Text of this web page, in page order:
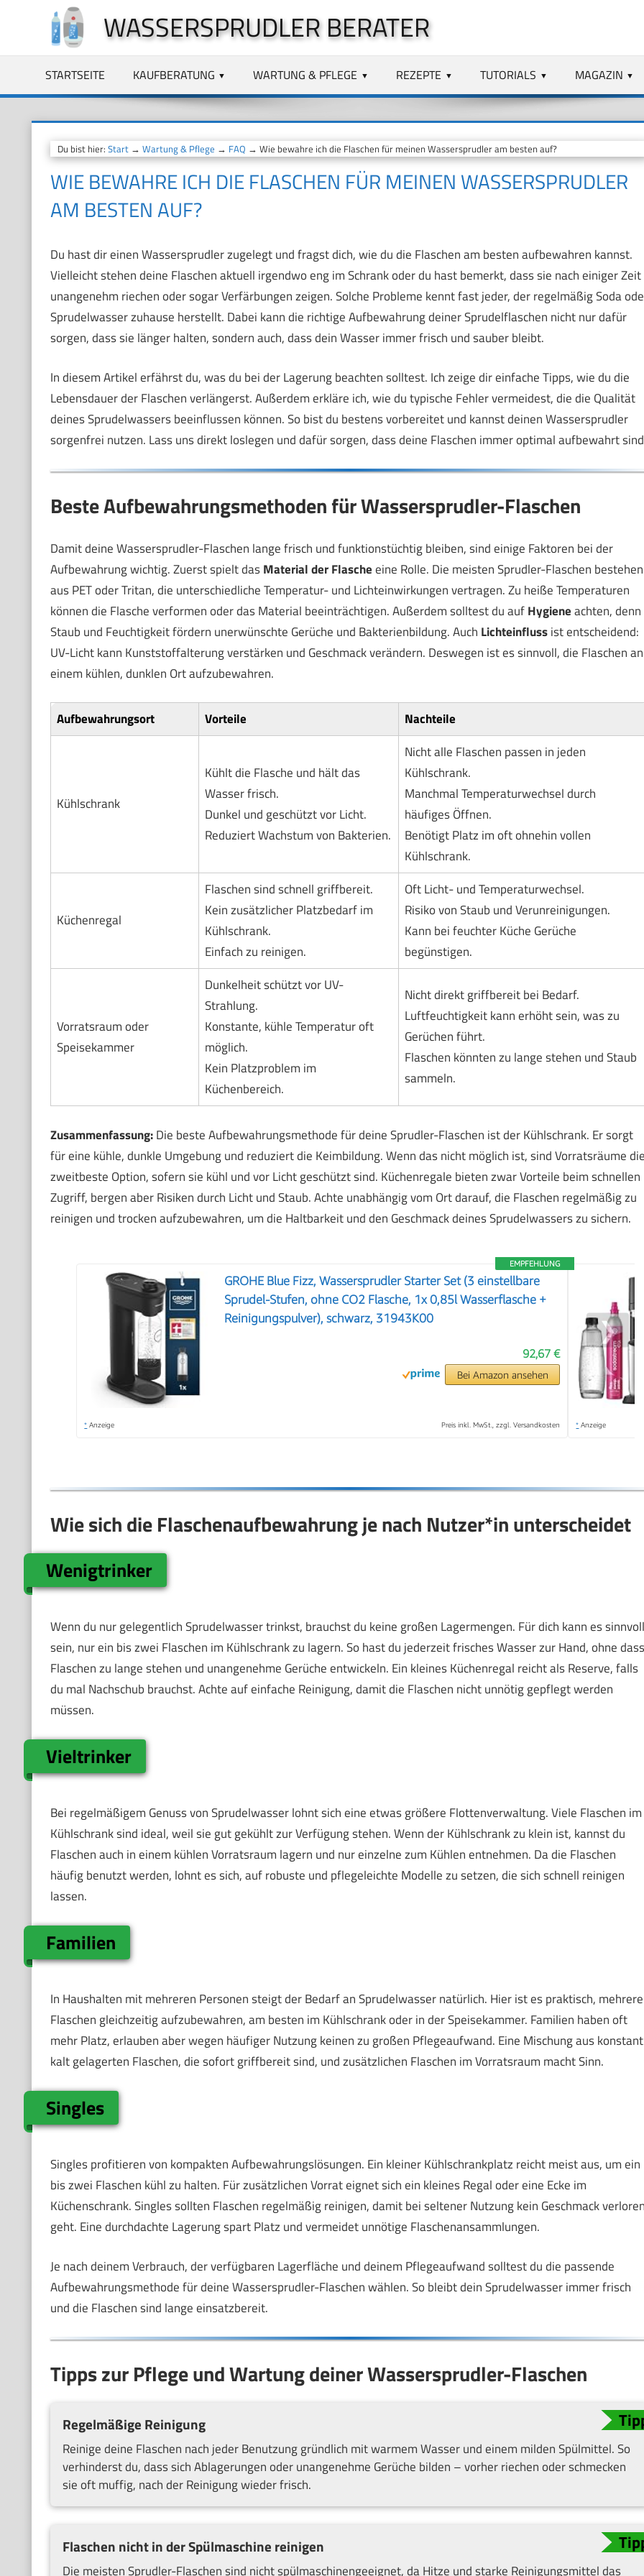
springen
WASSERSPRUDLER BERATER
STARTSEITE KAUFBERATUNG WARTUNG & PFLEGE REZEPTE TUTORIALS MAGAZIN
Du bist hier: Start→ Wartung & Pflege → FAQ → Wie bewahre ich die Flaschen für meinen Wassersprudler am besten auf?
WIE BEWAHRE ICH DIE FLASCHEN FÜR MEINEN WASSERSPRUDLER
AM BESTEN AUF?
Du hast dir einen Wassersprudler zugelegt und fragst dich, wie du die Flaschen am besten aufbewahren kannst.
Vielleicht stehen deine Flaschen aktuell irgendwo eng im Schrank oder du hast bemerkt, dass sie nach einiger Zeit
unangenehm riechen oder sogar Verfärbungen zeigen. Solche Probleme kennt fast jeder, der regelmäßig Soda
Sprudelwasser zuhause herstellt. Dabei kann die richtige Aufbewahrung deiner Sprudelflaschen nicht nur dafür
sorgen, dass sie länger halten, sondern auch, dass dein Wasser immer frisch und sauber bleibt.
In diesem Artikel erfährst du, was du bei der Lagerung beachten solltest. Ich zeige dir einfache Tipps, wie du die
Lebensdauer der Flaschen verlängerst. Außerdem erkläre ich, wie du typische Fehler vermeidest, die die Qualität
deines Sprudelwassers beeinflussen können. So bist du bestens vorbereitet und kannst deinen Wassersprudler
sorgenfrei nutzen. Lass uns direkt loslegen und dafür sorgen, dass deine Flaschen immer optimal aufbewahrt
Beste Aufbewahrungsmethoden für Wassersprudler-Flaschen
Damit deine Wassersprudler-Flaschen lange frisch und funktionstüchtig bleiben, sind einige Faktoren bei der
Aufbewahrung wichtig. Zuerst spielt dasMaterial der Flascheeine Rolle. Die meisten Sprudler-Flaschen bestehen
aus PET oder Tritan, die unterschiedliche Temperatur- und Lichteinwirkungen vertragen. Zu heiße Temperaturen
können die Flasche verformen oder das Material beeinträchtigen. Außerdem solltest du aufHygieneachten, denn
Staub und Feuchtigkeit fördern unerwünschte Gerüche und Bakterienbildung. Auch Lichteinflussist entscheidend:
UV-Licht kann Kunststoffalterung verstärken und Geschmack verändern. Deswegen ist es sinnvoll, die Flaschen an
einem kühlen, dunklen Ort aufzubewahren.
Aufbewahrungsort Vorteile Nachteile
Kühlschrank
Kühlt die Flasche und hält das
Wasser frisch.
Dunkel und geschützt vor Licht.
Reduziert Wachstum von Bakterien.
Nicht alle Flaschen passen in jeden
Kühlschrank.
Manchmal Temperaturwechsel durch
häufiges Öffnen.
Benötigt Platz im oft ohnehin vollen
Kühlschrank.
Küchenregal
Flaschen sind schnell griffbereit.
Kein zusätzlicher Platzbedarf im
Kühlschrank.
Einfach zu reinigen.
Oft Licht- und Temperaturwechsel.
Risiko von Staub und Verunreinigungen.
Kann bei feuchter Küche Gerüche
begünstigen.
Vorratsraum oder
Speisekammer
Dunkelheit schützt vor UV-
Strahlung.
Konstante, kühle Temperatur oft
möglich.
Kein Platzproblem im
Küchenbereich.
Nicht direkt griffbereit bei Bedarf.
Luftfeuchtigkeit kann erhöht sein, was zu
Gerüchen führt.
Flaschen könnten zu lange stehen und Staub
sammeln.
Zusammenfassung:Die beste Aufbewahrungsmethode für deine Sprudler-Flaschen ist der Kühlschrank. Er sorgt
für eine kühle, dunkle Umgebung und reduziert die Keimbildung. Wenn das nicht möglich ist, sind Vorratsräume
zweitbeste Option, sofern sie kühl und vor Licht geschützt sind. Küchenregale bieten zwar Vorteile beim schnellen
Zugriff, bergen aber Risiken durch Licht und Staub. Achte unabhängig vom Ort darauf, die Flaschen regelmäßig zu
reinigen und trocken aufzubewahren, um die Haltbarkeit und den Geschmack deines Sprudelwassers zu sichern.
EMPFEHLUNG
GROHE Blue Fizz, Wassersprudler Starter Set (3 einstellbare
Sprudel-Stufen, ohne CO2 Flasche, 1x 0,85l Wasserflasche +
Reinigungspulver), schwarz, 31943K00
92,67 €
Bei Amazon ansehen
* Anzeige Preis inkl. MwSt., zzgl. Versandkosten * Anzeige
❯
Wie sich die Flaschenaufbewahrung je nach Nutzer*in unterscheidet
Wenigtrinker
Wenn du nur gelegentlich Sprudelwasser trinkst, brauchst du keine großen Lagermengen. Für dich kann es sinnvoll
sein, nur ein bis zwei Flaschen im Kühlschrank zu lagern. So hast du jederzeit frisches Wasser zur Hand, ohne dass
Flaschen zu lange stehen und unangenehme Gerüche entwickeln. Ein kleines Küchenregal reicht als Reserve, falls
du mal Nachschub brauchst. Achte auf einfache Reinigung, damit die Flaschen nicht unnötig gepflegt werden
müssen.
Vieltrinker
Bei regelmäßigem Genuss von Sprudelwasser lohnt sich eine etwas größere Flottenverwaltung. Viele Flaschen im
Kühlschrank sind ideal, weil sie gut gekühlt zur Verfügung stehen. Wenn der Kühlschrank zu klein ist, kannst du
Flaschen auch in einem kühlen Vorratsraum lagern und nur einzelne zum Kühlen entnehmen. Da die Flaschen
häufig benutzt werden, lohnt es sich, auf robuste und pflegeleichte Modelle zu setzen, die sich schnell reinigen
lassen.
Familien
In Haushalten mit mehreren Personen steigt der Bedarf an Sprudelwasser natürlich. Hier ist es praktisch, mehrere
Flaschen gleichzeitig aufzubewahren, am besten im Kühlschrank oder in der Speisekammer. Familien haben oft
mehr Platz, erlauben aber wegen häufiger Nutzung keinen zu großen Pflegeaufwand. Eine Mischung aus konstant
kalt gelagerten Flaschen, die sofort griffbereit sind, und zusätzlichen Flaschen im Vorratsraum macht Sinn.
Singles
Singles profitieren von kompakten Aufbewahrungslösungen. Ein kleiner Kühlschrankplatz reicht meist aus, um ein
bis zwei Flaschen kühl zu halten. Für zusätzlichen Vorrat eignet sich ein kleines Regal oder eine Ecke im
Küchenschrank. Singles sollten Flaschen regelmäßig reinigen, damit bei seltener Nutzung kein Geschmack
geht. Eine durchdachte Lagerung spart Platz und vermeidet unnötige Flaschenansammlungen.
Je nach deinem Verbrauch, der verfügbaren Lagerfläche und deinem Pflegeaufwand solltest du die passende
Aufbewahrungsmethode für deine Wassersprudler-Flaschen wählen. So bleibt dein Sprudelwasser immer frisch
und die Flaschen sind lange einsatzbereit.
Tipps zur Pflege und Wartung deiner Wassersprudler-Flaschen
Regelmäßige Reinigung
Reinige deine Flaschen nach jeder Benutzung gründlich mit warmem Wasser und einem milden Spülmittel. So
verhinderst du, dass sich Ablagerungen oder unangenehme Gerüche bilden – vorher riechen oder schmecken
sie oft muffig, nach der Reinigung wieder frisch.
Flaschen nicht in der Spülmaschine reinigen
Die meisten Sprudler-Flaschen sind nicht spülmaschinengeeignet, da Hitze und starke Reinigungsmittel das